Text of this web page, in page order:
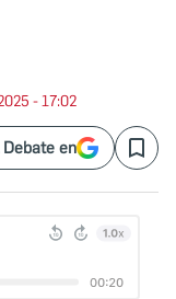
- 17:02
en Save